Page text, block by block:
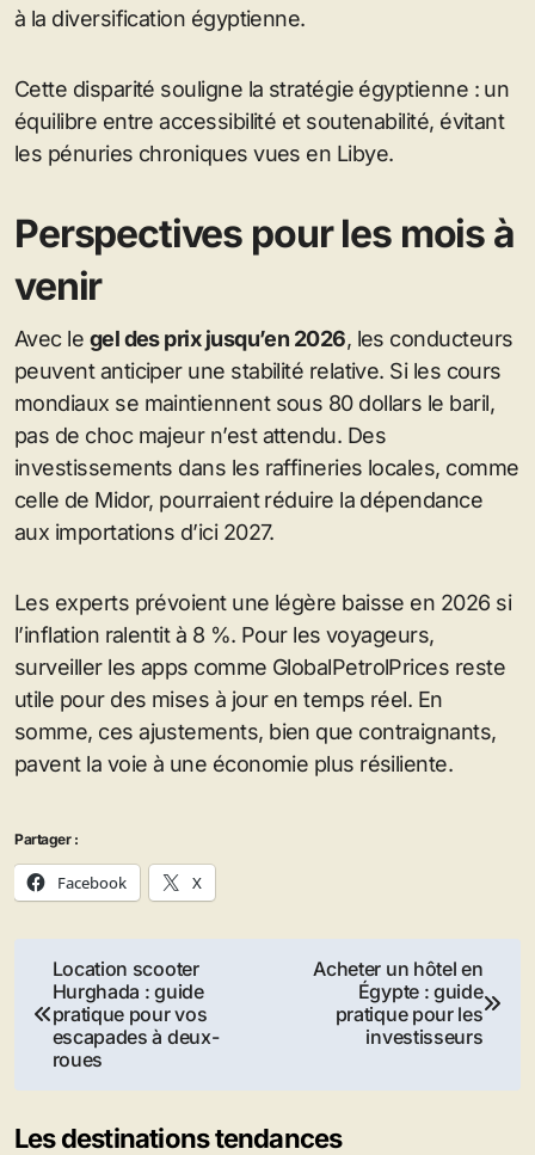
à la diversification égyptienne.
Cette disparité souligne la stratégie égyptienne : un
équilibre entre accessibilité et soutenabilité, évitant
les pénuries chroniques vues en Libye.
Perspectives pour les mois à
venir
Avec le gel des prix jusqu’en 2026, les conducteurs
peuvent anticiper une stabilité relative. Si les cours
mondiaux se maintiennent sous 80 dollars le baril,
pas de choc majeur n’est attendu. Des
investissements dans les raffineries locales, comme
celle de Midor, pourraient réduire la dépendance
aux importations d’ici 2027.
Les experts prévoient une légère baisse en 2026 si
l’inflation ralentit à 8 %. Pour les voyageurs,
surveiller les apps comme GlobalPetrolPrices reste
utile pour des mises à jour en temps réel. En
somme, ces ajustements, bien que contraignants,
pavent la voie à une économie plus résiliente.
Partager :
Facebook X
Navigation
de
l’article
Location scooter
Hurghada : guide
pratique pour vos
escapades à deux-
roues
Acheter un hôtel en
Égypte : guide
pratique pour les
investisseurs
Les destinations tendances